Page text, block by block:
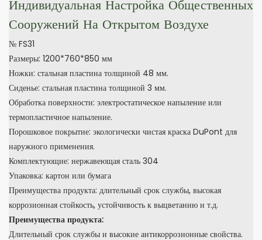
Индивидуальная Настройка Общественных
Сооружений На Открытом Воздухе
№ FS31
Размеры: 1200*760*850 мм
Ножки: стальная пластина толщиной 48 мм.
Сиденье: стальная пластина толщиной 3 мм.
Обработка поверхности: электростатическое напыление или
термопластичное напыление.
Порошковое покрытие: экологически чистая краска DuPont для
наружного применения.
Комплектующие: нержавеющая сталь 304
Упаковка: картон или бумага
Преимущества продукта: длительный срок службы, высокая
коррозионная стойкость, устойчивость к выцветанию и т.д.
Преимущества продукта:
Длительный срок службы и высокие антикоррозионные свойства.